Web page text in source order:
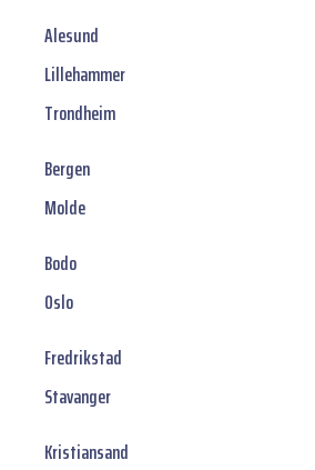
Alesund
Lillehammer
Trondheim
Bergen
Molde
Bodo
Oslo
Fredrikstad
Stavanger
Kristiansand